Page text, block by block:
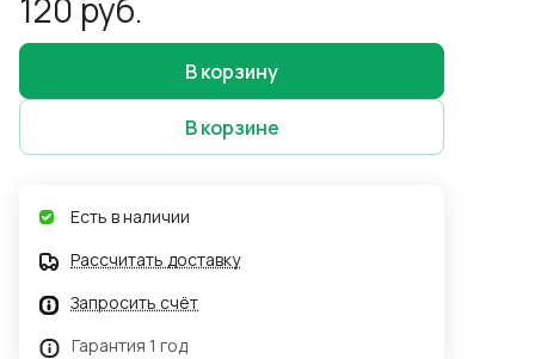
120 руб.
В корзину
В корзине
Есть в наличии
Рассчитать доставку
Запросить счёт
Гарантия 1 год